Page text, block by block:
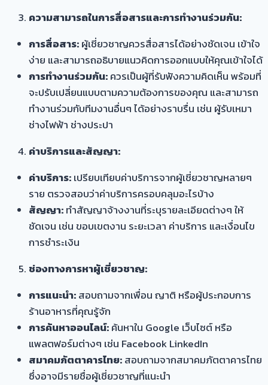
ความสามารถในการสื่อสารและการทำงานร่วมกัน:
การสื่อสาร:ผู้เชี่ยวชาญควรสื่อสารได้อย่างชัดเจน เข้าใจ
ง่าย และสามารถอธิบายแนวคิดการออกแบบให้คุณเข้าใจได้
การทำงานร่วมกัน:ควรเป็นผู้ที่รับฟังความคิดเห็น พร้อมที่
จะปรับเปลี่ยนแบบตามความต้องการของคุณ และสามารถ
ทำงานร่วมกับทีมงานอื่นๆ ได้อย่างราบรื่น เช่น ผู้รับเหมา
ช่างไฟฟ้า ช่างประปา
ค่าบริการและสัญญา:
ค่าบริการ:เปรียบเทียบค่าบริการจากผู้เชี่ยวชาญหลายๆ
ราย ตรวจสอบว่าค่าบริการครอบคลุมอะไรบ้าง
สัญญา:ทำสัญญาจ้างงานที่ระบุรายละเอียดต่างๆ ให้
ชัดเจน เช่น ขอบเขตงาน ระยะเวลา ค่าบริการ และเงื่อนไข
การชำระเงิน
ช่องทางการหาผู้เชี่ยวชาญ:
การแนะนำ:สอบถามจากเพื่อน ญาติ หรือผู้ประกอบการ
ร้านอาหารที่คุณรู้จัก
การค้นหาออนไลน์:ค้นหาใน Google เว็บไซต์ หรือ
แพลตฟอร์มต่างๆ เช่น Facebook LinkedIn
สมาคมภัตตาคารไทย:สอบถามจากสมาคมภัตตาคารไทย
ซึ่งอาจมีรายชื่อผู้เชี่ยวชาญที่แนะนำ